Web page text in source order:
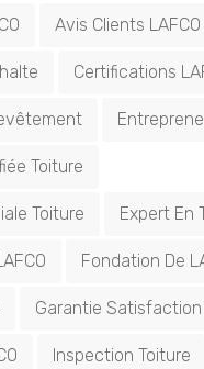
Avis Clients LAFCO
Certifications
Toiture
Toiture Expert En
Fondation De
Garantie Satisfaction
Inspection Toiture